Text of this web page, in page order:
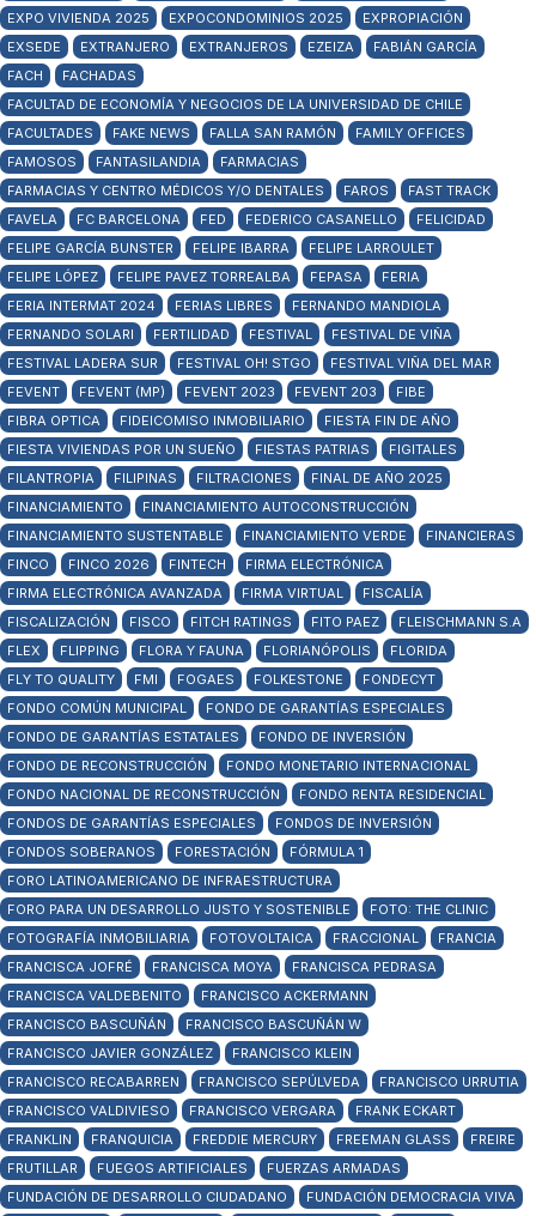
EXPO VIVIENDA 2025
EXPOCONDOMINIOS 2025
EXPROPIACIÓN
EXSEDE
EXTRANJERO EXTRANJEROS EZEIZA
FABIÁN GARCÍA
FACH
FACHADAS
FACULTAD DE ECONOMÍA Y NEGOCIOS DE LA UNIVERSIDAD DE CHILE
FACULTADES
FAKE NEWS FALLA SAN RAMÓN
FAMILY OFFICES
FAMOSOS
FANTASILANDIA
FARMACIAS
FARMACIAS Y CENTRO MÉDICOS Y/O DENTALES
FAROS
FAST TRACK
FAVELA
FC BARCELONA FED FEDERICO CASANELLO
FELICIDAD
FELIPE GARCÍA BUNSTER
FELIPE IBARRA
FELIPE LARROULET
FELIPE LÓPEZ
FELIPE PAVEZ TORREALBA FEPASA
FERIA
FERIA INTERMAT 2024
FERIAS LIBRES
FERNANDO MANDIOLA
FERNANDO SOLARI
FERTILIDAD FESTIVAL
FESTIVAL DE VIÑA
FESTIVAL LADERA SUR
FESTIVAL OH! STGO
FESTIVAL VIÑA DEL MAR
FEVENT
FEVENT (MP) FEVENT 2023 FEVENT 203
FIBE
FIBRA OPTICA
FIDEICOMISO INMOBILIARIO
FIESTA FIN DE AÑO
FIESTA VIVIENDAS POR UN SUEÑO
FIESTAS PATRIAS
FIGITALES
FILANTROPIA
FILIPINAS FILTRACIONES
FINAL DE AÑO 2025
FINANCIAMIENTO
FINANCIAMIENTO AUTOCONSTRUCCIÓN
FINANCIAMIENTO SUSTENTABLE
FINANCIAMIENTO VERDE
FINANCIERAS
FINCO
FINCO 2026 FINTECH
FIRMA ELECTRÓNICA
FIRMA ELECTRÓNICA AVANZADA
FIRMA VIRTUAL
FISCALÍA
FISCALIZACIÓN
FISCO FITCH RATINGS FITO PAEZ
FLEISCHMANN S.A
FLEX
FLIPPING FLORA Y FAUNA FLORIANÓPOLIS
FLORIDA
FLY TO QUALITY
FMI FOGAES FOLKESTONE
FONDECYT
FONDO COMÚN MUNICIPAL
FONDO DE GARANTÍAS ESPECIALES
FONDO DE GARANTÍAS ESTATALES
FONDO DE INVERSIÓN
FONDO DE RECONSTRUCCIÓN
FONDO MONETARIO INTERNACIONAL
FONDO NACIONAL DE RECONSTRUCCIÓN
FONDO RENTA RESIDENCIAL
FONDOS DE GARANTÍAS ESPECIALES
FONDOS DE INVERSIÓN
FONDOS SOBERANOS
FORESTACIÓN
FÓRMULA 1
FORO LATINOAMERICANO DE INFRAESTRUCTURA
FORO PARA UN DESARROLLO JUSTO Y SOSTENIBLE
FOTO: THE CLINIC
FOTOGRAFÍA INMOBILIARIA
FOTOVOLTAICA FRACCIONAL
FRANCIA
FRANCISCA JOFRÉ
FRANCISCA MOYA
FRANCISCA PEDRASA
FRANCISCA VALDEBENITO
FRANCISCO ACKERMANN
FRANCISCO BASCUÑÁN
FRANCISCO BASCUÑÁN W
FRANCISCO JAVIER GONZÁLEZ
FRANCISCO KLEIN
FRANCISCO RECABARREN
FRANCISCO SEPÚLVEDA
FRANCISCO URRUTIA
FRANCISCO VALDIVIESO
FRANCISCO VERGARA
FRANK ECKART
FRANKLIN
FRANQUICIA FREDDIE MERCURY FREEMAN GLASS
FREIRE
FRUTILLAR
FUEGOS ARTIFICIALES
FUERZAS ARMADAS
FUNDACIÓN DE DESARROLLO CIUDADANO
FUNDACIÓN DEMOCRACIA VIVA